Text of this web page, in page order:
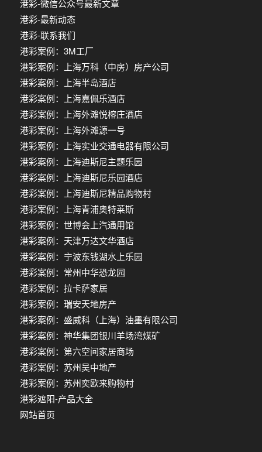
港彩-微信公众号最新文章
港彩-最新动态
港彩-联系我们
港彩案例：3M工厂
港彩案例：上海万科（中房）房产公司
港彩案例：上海半岛酒店
港彩案例：上海嘉佩乐酒店
港彩案例：上海外滩悦榕庄酒店
港彩案例：上海外滩源一号
港彩案例：上海实业交通电器有限公司
港彩案例：上海迪斯尼主题乐园
港彩案例：上海迪斯尼乐园酒店
港彩案例：上海迪斯尼精品购物村
港彩案例：上海青浦奥特莱斯
港彩案例：世博会上汽通用馆
港彩案例：天津万达文华酒店
港彩案例：宁波东钱湖水上乐园
港彩案例：常州中华恐龙园
港彩案例：拉卡萨家居
港彩案例：瑞安天地房产
港彩案例：盛威科（上海）油墨有限公司
港彩案例：神华集团银川羊场湾煤矿
港彩案例：第六空间家居商场
港彩案例：苏州吴中地产
港彩案例：苏州奕欧来购物村
港彩遮阳-产品大全
网站首页